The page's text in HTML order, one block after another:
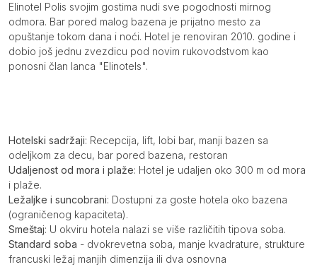
Elinotel Polis svojim gostima nudi sve pogodnosti mirnog
odmora. Bar pored malog bazena je prijatno mesto za
opuštanje tokom dana i noći. Hotel je renoviran 2010. godine i
dobio još jednu zvezdicu pod novim rukovodstvom kao
ponosni član lanca "Elinotels".
Hotelski sadržaji: Recepcija, lift, lobi bar, manji bazen sa
odeljkom za decu, bar pored bazena, restoran
Udaljenost od mora i plaže: Hotel je udaljen oko 300 m od mora
i plaže.
Ležaljke i suncobrani: Dostupni za goste hotela oko bazena
(ograničenog kapaciteta).
Smeštaj: U okviru hotela nalazi se više različitih tipova soba.
Standard soba - dvokrevetna soba, manje kvadrature, strukture
francuski ležaj manjih dimenzija ili dva osnovna